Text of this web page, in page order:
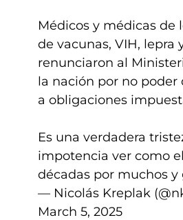
Médicos y médicas de
de vacunas, VIH, lepra
renunciaron al
la nación por no poder
a obligaciones
Es una verdadera
impotencia ver como
décadas por muchos y
— Nicolás Kreplak
March 5, 2025